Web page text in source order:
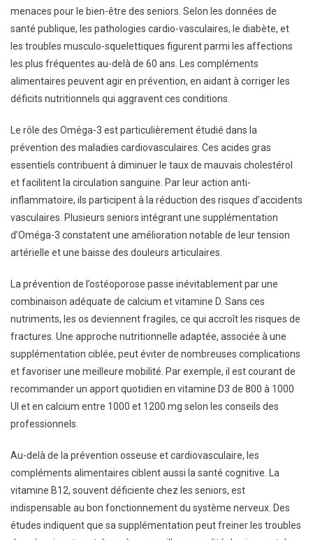
menaces pour le bien-être des seniors. Selon les données de
santé publique, les pathologies cardio-vasculaires, le diabète, et
les troubles musculo-squelettiques figurent parmi les affections
les plus fréquentes au-delà de 60 ans. Les compléments
alimentaires peuvent agir en prévention, en aidant à corriger les
déficits nutritionnels qui aggravent ces conditions.
Le rôle des Oméga-3 est particulièrement étudié dans la
prévention des maladies cardiovasculaires. Ces acides gras
essentiels contribuent à diminuer le taux de mauvais cholestérol
et facilitent la circulation sanguine. Par leur action anti-
inflammatoire, ils participent à la réduction des risques d’accidents
vasculaires. Plusieurs seniors intégrant une supplémentation
d’Oméga-3 constatent une amélioration notable de leur tension
artérielle et une baisse des douleurs articulaires.
La prévention de l’ostéoporose passe inévitablement par une
combinaison adéquate de calcium et vitamine D. Sans ces
nutriments, les os deviennent fragiles, ce qui accroît les risques de
fractures. Une approche nutritionnelle adaptée, associée à une
supplémentation ciblée, peut éviter de nombreuses complications
et favoriser une meilleure mobilité. Par exemple, il est courant de
recommander un apport quotidien en vitamine D3 de 800 à 1000
UI et en calcium entre 1000 et 1200 mg selon les conseils des
professionnels.
Au-delà de la prévention osseuse et cardiovasculaire, les
compléments alimentaires ciblent aussi la santé cognitive. La
vitamine B12, souvent déficiente chez les seniors, est
indispensable au bon fonctionnement du système nerveux. Des
études indiquent que sa supplémentation peut freiner les troubles